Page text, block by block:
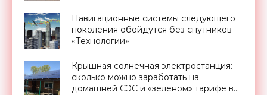
Навигационные системы следующего
поколения обойдутся без спутников -
«Технологии»
Крышная солнечная электростанция:
сколько можно заработать на
домашней СЭС и «зеленом» тарифе в